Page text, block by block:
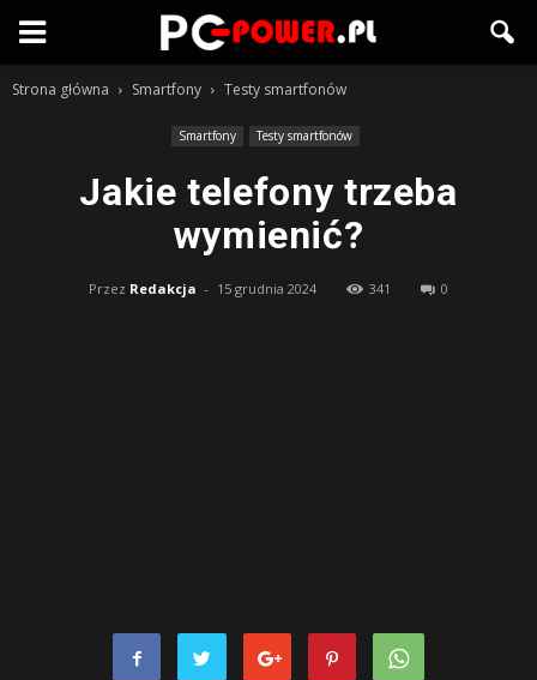
Strona główna Smartfony Testy smartfonów
Smartfony Testy smartfonów
Jakie telefony trzeba
wymienić?
Przez Redakcja - 15 grudnia 2024 341 0